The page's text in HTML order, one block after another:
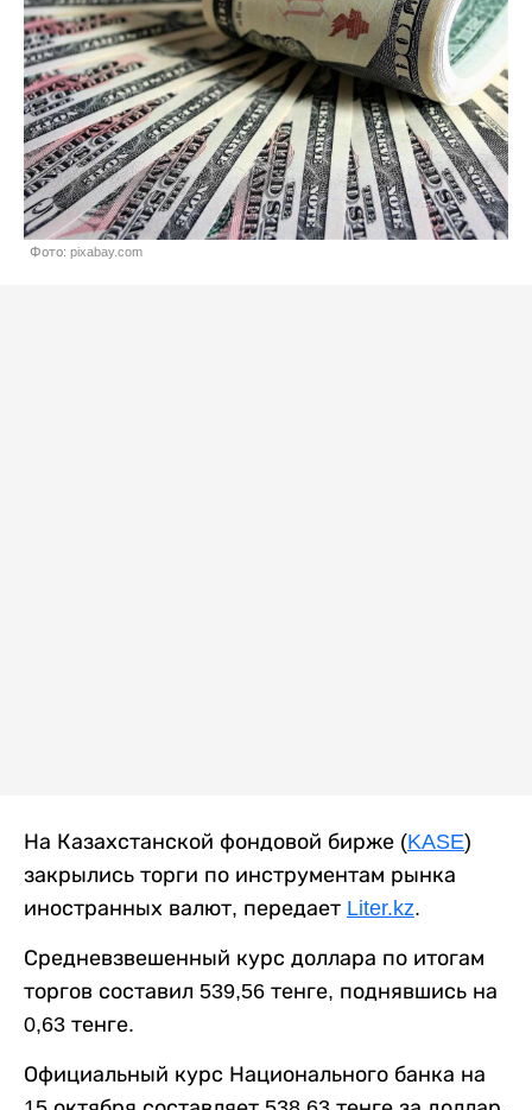
Фото: pixabay.com
На Казахстанской фондовой бирже (KASE)
закрылись торги по инструментам рынка
иностранных валют, передает Liter.kz.
Средневзвешенный курс доллара по итогам
торгов составил 539,56 тенге, поднявшись на
0,63 тенге.
Официальный курс Национального банка на